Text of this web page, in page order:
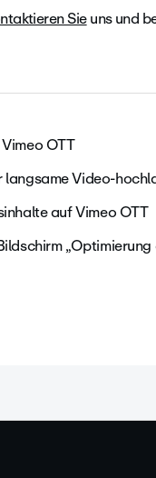
Sieuns und
OTT
langsame Video-
auf Vimeo OTT
„Optimierung